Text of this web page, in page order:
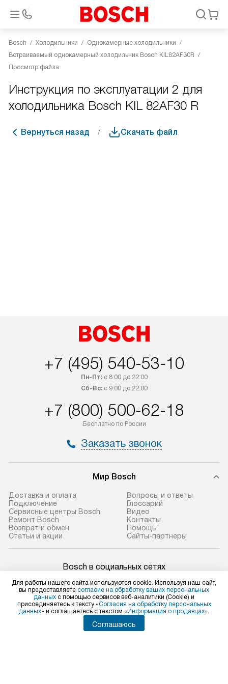
Bosch Холодильники
Однокамерные холодильники
Встраиваемый однокамерный холодильник Bosch KIL82AF30R
Просмотр файла
Инструкция по эксплуатации 2 для
холодильника Bosch KIL 82AF30 R
Вернуться назад Скачать файл
+7 (495) 540-53-10
Пн-Пт:с 8:00 до 22:00
Сб-Вс:с 9:00 до 22:00
+7 (800) 500-62-18
Бесплатно по России
Заказать звонок
Мир Bosch
Доставка и оплата
Подключение
Сервисные центры Bosch
Ремонт Bosch
Возврат и обмен
Статьи и акции
Вопросы и ответы
Глоссарий
Видео
Контакты
Помощь
Сайты-партнеры
Bosch в социальных сетях
Для физических лиц
shop@bosch-centre.ru
Для юридических лиц
Для работы нашего сайта используются cookie. Используя наш сайт,
вы предоставляете согласие на обработку ваших персональных
данных с помощью сервисов веб-аналитики (Cookie) и
присоединяетесь к тексту «Согласия на обработку персональных
данных» и соглашаетесь с текстом « Информация о продавцах».
Соглашаюсь